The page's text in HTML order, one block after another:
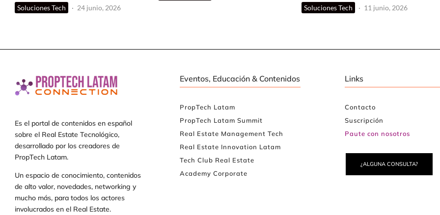
Soluciones Tech · 24 junio, 2026 Soluciones Tech · 11 junio, 2026
Es el portal de contenidos en español
sobre el Real Estate Tecnológico,
desarrollado por los creadores de
PropTech Latam.
Un espacio de conocimiento, contenidos
de alto valor, novedades, networking y
mucho más, para todos los actores
involucrados en el Real Estate.
Eventos, Educación & Contenidos
PropTech Latam
PropTech Latam Summit
Real Estate Management Tech
Real Estate Innovation Latam
Tech Club Real Estate
Academy Corporate
Links
Contacto
Suscripción
Paute con nosotros
¿ALGUNA CONSULTA?